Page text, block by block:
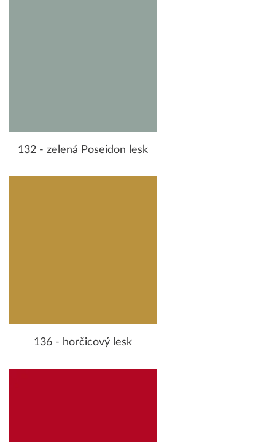
132 - zelená Poseidon lesk
136 - horčicový lesk